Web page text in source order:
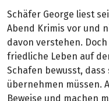
Schäfer George liest
Abend Krimis vor und
davon verstehen.
friedliche Leben auf
Schafen bewusst,
übernehmen müssen.
Beweise und machen